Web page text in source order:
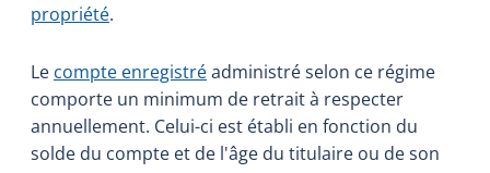
propriété.
Le compte enregistréadministré selon ce régime
comporte un minimum de retrait à respecter
annuellement. Celui-ci est établi en fonction du
solde du compte et de l'âge du titulaire ou de son